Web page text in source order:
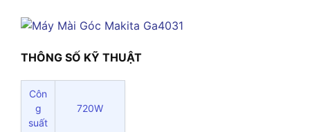
THÔNG SỐ KỸ THUẬT
Côn
g
suất
720W